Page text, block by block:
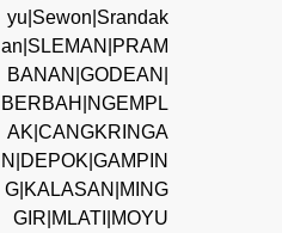
yu|Sewon|Srandak
an|SLEMAN|PRAM
BANAN|GODEAN|
BERBAH|NGEMPL
AK|CANGKRINGA
N|DEPOK|GAMPIN
G|KALASAN|MING
GIR|MLATI|MOYU